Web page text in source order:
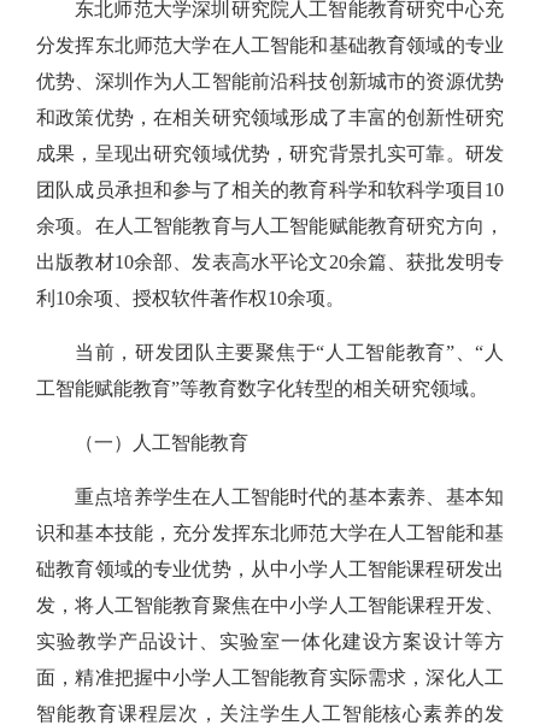
东北师范大学深圳研究院人工智能教育研究中心充
分发挥东北师范大学在人工智能和基础教育领域的专业
优势、深圳作为人工智能前沿科技创新城市的资源优势
和政策优势，在相关研究领域形成了丰富的创新性研究
成果，呈现出研究领域优势，研究背景扎实可靠。研发
团队成员承担和参与了相关的教育科学和软科学项目10
余项。在人工智能教育与人工智能赋能教育研究方向，
出版教材10余部、发表高水平论文20余篇、获批发明专
利10余项、授权软件著作权10余项。
当前，研发团队主要聚焦于“人工智能教育”、“人
工智能赋能教育”等教育数字化转型的相关研究领域。
（一）人工智能教育
重点培养学生在人工智能时代的基本素养、基本知
识和基本技能，充分发挥东北师范大学在人工智能和基
础教育领域的专业优势，从中小学人工智能课程研发出
发，将人工智能教育聚焦在中小学人工智能课程开发、
实验教学产品设计、实验室一体化建设方案设计等方
面，精准把握中小学人工智能教育实际需求，深化人工
智能教育课程层次，关注学生人工智能核心素养的发